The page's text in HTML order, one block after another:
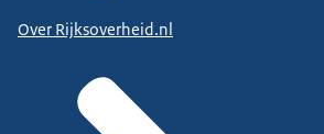
Over Rijksoverheid.nl